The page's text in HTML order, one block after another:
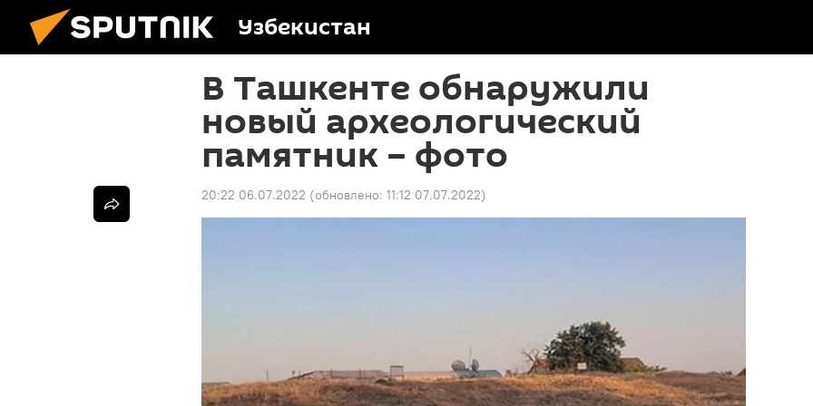
Узбекистан
В Ташкенте обнаружили
новый археологический
памятник – фото
20:22 06.07.2022 (обновлено: 11:12 07.07.2022)